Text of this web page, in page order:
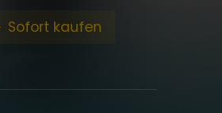
Sofort kaufen